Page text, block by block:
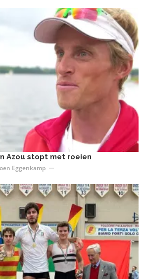
Azou stopt met roeien
Eggenkamp